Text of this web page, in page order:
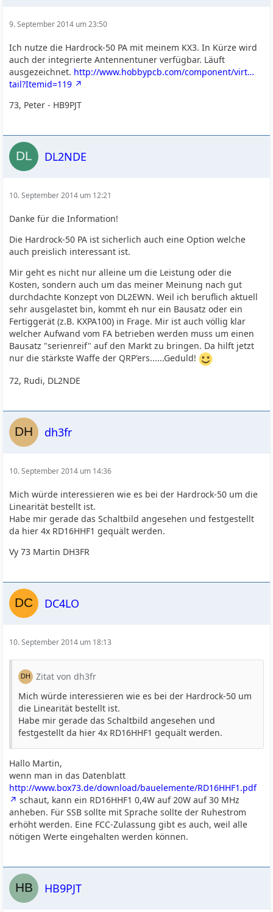
9. September 2014 um 23:50
Ich nutze die Hardrock-50 PA mit meinem KX3. In Kürze wird
auch der integrierte Antennentuner verfügbar. Läuft
ausgezeichnet. http://www.hobbypcb.com/component/virt…
tail?Itemid=119
73, Peter - HB9PJT
DL2NDE
10. September 2014 um 12:21
Danke für die Information!
Die Hardrock-50 PA ist sicherlich auch eine Option welche
auch preislich interessant ist.
Mir geht es nicht nur alleine um die Leistung oder die
Kosten, sondern auch um das meiner Meinung nach gut
durchdachte Konzept von DL2EWN. Weil ich beruflich aktuell
sehr ausgelastet bin, kommt eh nur ein Bausatz oder ein
Fertiggerät (z.B. KXPA100) in Frage. Mir ist auch völlig klar
welcher Aufwand vom FA betrieben werden muss um einen
Bausatz "serienreif" auf den Markt zu bringen. Da hilft jetzt
nur die stärkste Waffe der QRP'ers......Geduld!
72, Rudi, DL2NDE
dh3fr
10. September 2014 um 14:36
Mich würde interessieren wie es bei der Hardrock-50 um die
Linearität bestellt ist.
Habe mir gerade das Schaltbild angesehen und festgestellt
da hier 4x RD16HHF1 gequält werden.
Vy 73 Martin DH3FR
DC4LO
10. September 2014 um 18:13
Zitat von dh3fr
Mich würde interessieren wie es bei der Hardrock-50 um
die Linearität bestellt ist.
Habe mir gerade das Schaltbild angesehen und
festgestellt da hier 4x RD16HHF1 gequält werden.
Hallo Martin,
wenn man in das Datenblatt
http://www.box73.de/download/bauelemente/RD16HHF1.pdf
schaut, kann ein RD16HHF1 0,4W auf 20W auf 30 MHz
anheben. Für SSB sollte mit Sprache sollte der Ruhestrom
erhöht werden. Eine FCC-Zulassung gibt es auch, weil alle
nötigen Werte eingehalten werden können.
HB9PJT